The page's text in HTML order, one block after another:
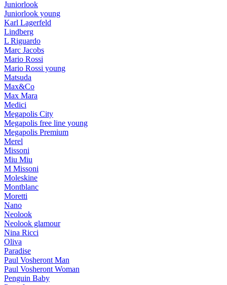
Juniorlook
Juniorlook young
Karl Lagerfeld
Lindberg
L Riguardo
Marc Jacobs
Mario Rossi
Mario Rossi young
Matsuda
Max&Co
Max Mara
Medici
Megapolis City
Megapolis free line young
Megapolis Premium
Merel
Missoni
Miu Miu
M Missoni
Moleskine
Montblanc
Moretti
Nano
Neolook
Neolook glamour
Nina Ricci
Oliva
Paradise
Paul Vosheront Man
Paul Vosheront Woman
Penguin Baby